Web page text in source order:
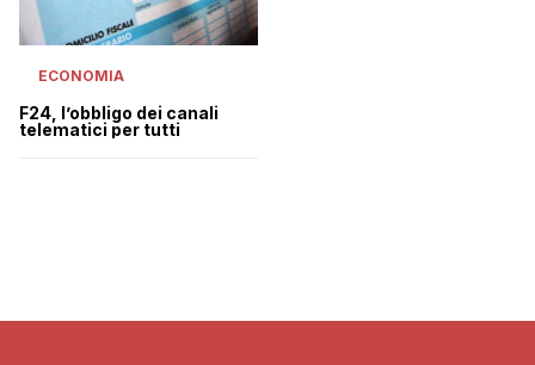
ECONOMIA
F24, l’obbligo dei canali
telematici per tutti